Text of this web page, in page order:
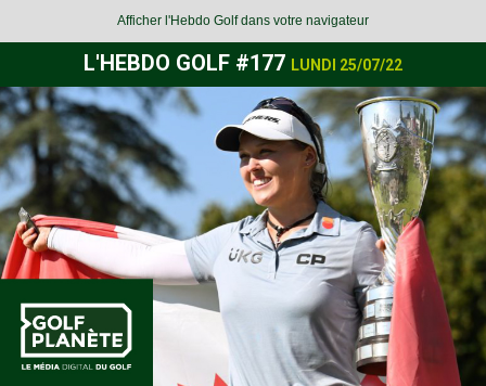
Afficher l'Hebdo Golf dans votre navigateur
L'HEBDO GOLF #177 LUNDI 25/07/22